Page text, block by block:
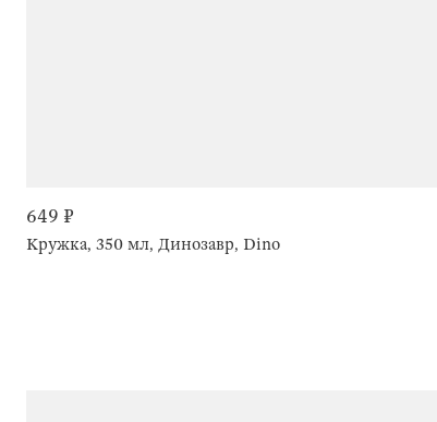
649 ₽
Кружка, 350 мл, Динозавр, Dino